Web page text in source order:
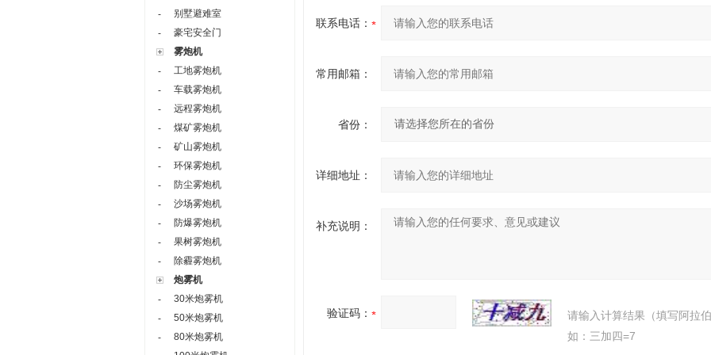
-
别墅避难室
-
豪宅安全门
雾炮机
-
工地雾炮机
-
车载雾炮机
-
远程雾炮机
-
煤矿雾炮机
-
矿山雾炮机
-
环保雾炮机
-
防尘雾炮机
-
沙场雾炮机
-
防爆雾炮机
-
果树雾炮机
-
除霾雾炮机
炮雾机
-
30米炮雾机
-
50米炮雾机
-
80米炮雾机
联系电话：
常用邮箱：
省份：
详细地址：
补充说明：
验证码：
请输入计算结果（填写阿拉伯
如：三加四=7